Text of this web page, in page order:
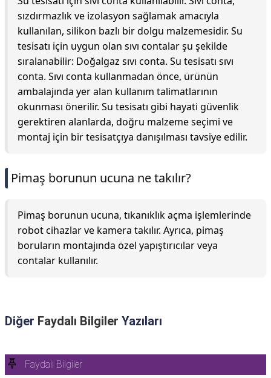
sızdırmazlık ve izolasyon sağlamak amacıyla
kullanılan, silikon bazlı bir dolgu malzemesidir. Su
tesisatı için uygun olan sıvı contalar şu şekilde
sıralanabilir: Doğalgaz sıvı conta. Su tesisatı sıvı
conta. Sıvı conta kullanmadan önce, ürünün
ambalajında yer alan kullanım talimatlarının
okunması önerilir. Su tesisatı gibi hayati güvenlik
gerektiren alanlarda, doğru malzeme seçimi ve
montaj için bir tesisatçıya danışılması tavsiye edilir.
Pimaş borunun ucuna ne takılır?
Pimaş borunun ucuna, tıkanıklık açma işlemlerinde
robot cihazlar ve kamera takılır. Ayrıca, pimaş
boruların montajında özel yapıştırıcılar veya
contalar kullanılır.
Diğer Faydalı Bilgiler Yazıları
Faydalı Bilgiler